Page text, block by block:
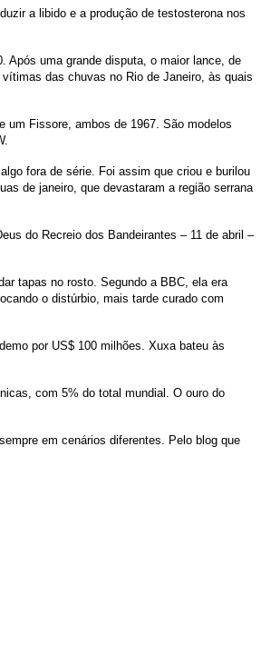
a libido e a produção de testosterona nos
Após uma grande disputa, o maior lance, de
das chuvas no Rio de Janeiro, às quais
um Fissore, ambos de 1967. São modelos
fora de série. Foi assim que criou e burilou
de janeiro, que devastaram a região serrana
do Recreio dos Bandeirantes – 11 de abril –
tapas no rosto. Segundo a BBC, ela era
o distúrbio, mais tarde curado com
por US$ 100 milhões. Xuxa bateu às
com 5% do total mundial. O ouro do
em cenários diferentes. Pelo blog que